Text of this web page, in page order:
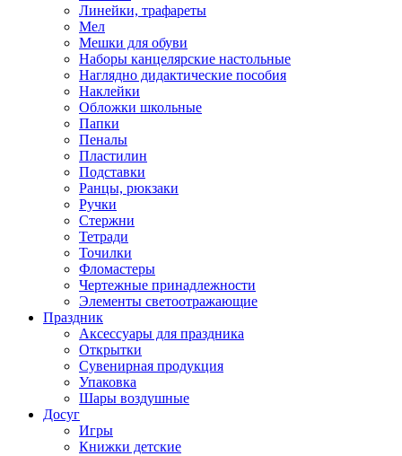
Линейки, трафареты
Мел
Мешки для обуви
Наборы канцелярские настольные
Наглядно дидактические пособия
Наклейки
Обложки школьные
Папки
Пеналы
Пластилин
Подставки
Ранцы, рюкзаки
Ручки
Стержни
Тетради
Точилки
Фломастеры
Чертежные принадлежности
Элементы светоотражающие
Праздник
Аксессуары для праздника
Открытки
Сувенирная продукция
Упаковка
Шары воздушные
Досуг
Игры
Книжки детские